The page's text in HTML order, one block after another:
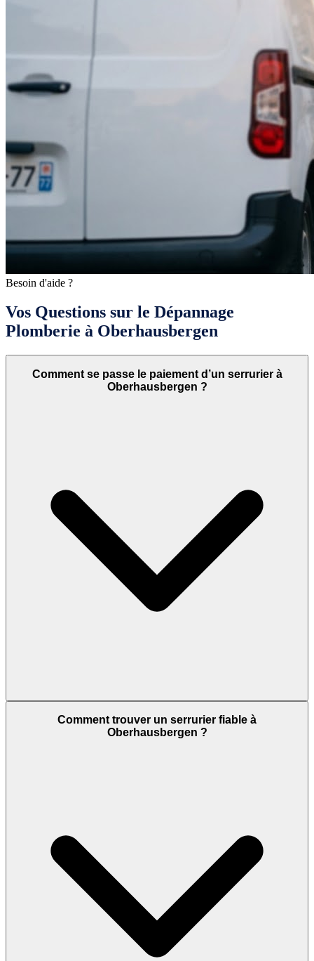
Besoin d'aide ?
Vos Questions sur le Dépannage
Plomberie à Oberhausbergen
Comment se passe le paiement d’un serrurier à
Oberhausbergen ?
Comment trouver un serrurier fiable à
Oberhausbergen ?